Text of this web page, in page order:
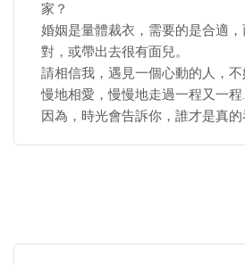
家？
婚姻是量體裁衣，需要的是合適
對，或帶出去很有面兒。
請相信我，遇見一個心動的人，
慢地相愛，慢慢地走過一程又一程
因為，時光會告訴你，誰才是真的